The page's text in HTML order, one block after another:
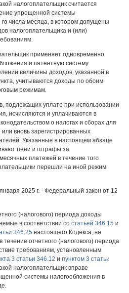
налогоплательщик считается
упрощенной системы
числа месяца, в котором допущены
налогоплательщика и (или)
применяет одновременно
и патентную систему
величины доходов, указанной в
учитываются доходы по обоим
режимам.
подлежащих уплате при использовании
исчисляются и уплачиваются в
о налогах и сборах для
вновь зарегистрированных
Указанные в настоящем абзаце
пени и штрафы за
платежей в течение того
перешли на иной режим
2025 г. - Федеральный закон от 12
(налогового) периода доходы
в соответствии со статьей 346.15 и
346.25 настоящего Кодекса, не
отчетного (налогового) периода
требованиям, установленным
3 статьи 346.12 и пунктом 3 статьи
налогоплательщик вправе
системы налогообложения в